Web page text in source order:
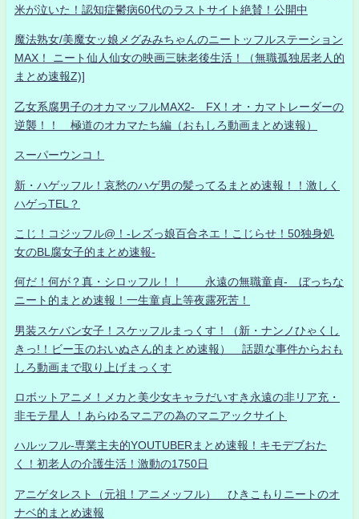
米が泣いた！認知症鬱病60代のラストサイト絶賛！公開中
魔法熟女/美魔女ッ娘メグみみちゃんのニートッフルステーション
MAX！ ニート仙人仙女の映画三昧老後生活！（無職孤独居老人的
まとめ速報Z)]
乙女系腐男子のオカマッフルMAX2- FX！オ・カマトレーダーの
逆襲！！ 極道のオカマたち編（おもしろ動画まとめ速報）
スーパーウンコ！
新・ハゲッフル！哀愁のハゲ男の髪ってるまとめ速報！！激しく
ハゲっTEL？
こじ！コジッフル@！-レズっ娘百合ネエ！こじらせ！50独身処
女のBL腐女子的まとめ速報-
何だ！何が？真・シロッフル！！ 永遠の無職童貞- ぼっちな
ニート的まとめ速報！一生童貞上等夜露死苦！
男装スケバン女子！スケッフルまっくす！（新・ナンノひゃくし
きっ!！ビー玉のおいぬさん的まとめ速報） 話題な事件からおも
しろ動画まで取り上げまっくす
ロボットアニメ！メカと美少女キャラだいすき永遠の非リア充・
非モテ星人 ！あらゆるマニアの為のマニアックサイト
ハルッフル-専業主夫的YOUTUBERまとめ速報！キモデブおた
く！初老人の介護生活！激動の1750日
アニゲタレスト（元祖！アニメッフル） ひきこもりニートのオ
ナベ的まとめ速報